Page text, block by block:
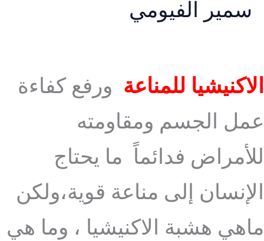
سمير الفيومي
الاكنيشيا للمناعة ورفع كفاءة
عمل الجسم ومقاومته
للأمراض فدائماً ما يحتاج
الإنسان إلى مناعة قوية،ولكن
ماهي هشبة الاكنيشيا ، وما هي